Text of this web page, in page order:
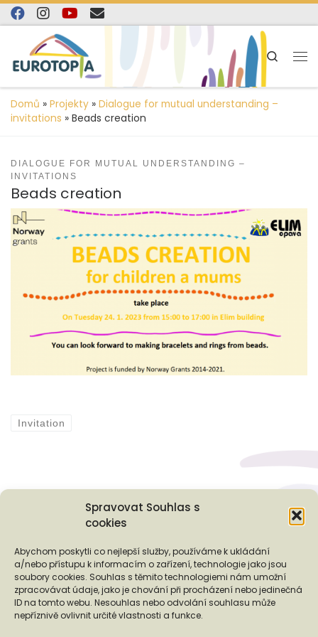
Spravovat Souhlas s
cookies
Abychom poskytli co nejlepší služby, používáme k ukládání
a/nebo přístupu k informacím o zařízení, technologie jako jsou
soubory cookies. Souhlas s těmito technologiemi nám umožní
zpracovávat údaje, jako je chování při procházení nebo jedinečná
ID na tomto webu. Nesouhlas nebo odvolání souhlasu může
nepříznivě ovlivnit určité vlastnosti a funkce.
content
Skip to content
Search
Domů » Projekty » Dialogue for mutual understanding –
invitations » Beads creation
DIALOGUE FOR MUTUAL UNDERSTANDING –
INVITATIONS
Beads creation
Invitation
Podporují nás...